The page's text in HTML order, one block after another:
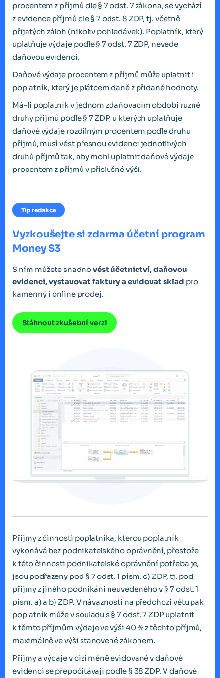
procentem z příjmů dle § 7 odst. 7 zákona, se vychází
z evidence příjmů dle § 7 odst. 8 ZDP, tj. včetně
přijatých záloh (nikoliv pohledávek). Poplatník, který
uplatňuje výdaje podle § 7 odst. 7 ZDP, nevede
daňovou evidenci.
Daňové výdaje procentem z příjmů může uplatnit i
poplatník, který je plátcem daně z přidané hodnoty.
Má-li poplatník v jednom zdaňovacím období různé
druhy příjmů podle § 7 ZDP, u kterých uplatňuje
daňové výdaje rozdílným procentem podle druhu
příjmů, musí vést přesnou evidenci jednotlivých
druhů příjmů tak, aby mohl uplatnit daňové výdaje
procentem z příjmů v příslušné výši.
Tip redakce
Vyzkoušejte si zdarma účetní program
Money S3
S ním můžete snadnovést účetnictví, daňovou
evidenci, vystavovat faktury a evidovat sklad pro
kamenný i online prodej.
Stáhnout zkušební verzi
Příjmy z činnosti poplatníka, kterou poplatník
vykonává bez podnikatelského oprávnění, přestože
k této činnosti podnikatelské oprávnění potřeba je,
jsou podřazeny pod § 7 odst. 1 písm. c) ZDP, tj. pod
příjmy z jiného podnikání neuvedeného v § 7 odst. 1
písm. a) a b) ZDP. V návaznosti na předchozí větu pak
poplatník může v souladu s § 7 odst. 7 ZDP uplatnit
k těmto příjmům výdaje ve výši 40 % z těchto příjmů,
maximálně ve výši stanovené zákonem.
Příjmy a výdaje v cizí měně evidované v daňové
evidenci se přepočítávají podle § 38 ZDP. V daňové